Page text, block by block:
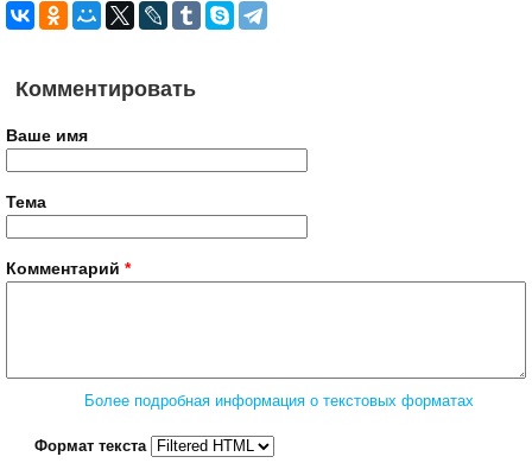
Комментировать
Ваше имя
Тема
Комментарий *
Более подробная информация о текстовых форматах
Формат текста